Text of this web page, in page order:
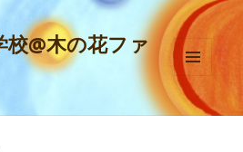
校@木の花ファ
メニュ
ーとウ
ィジェ